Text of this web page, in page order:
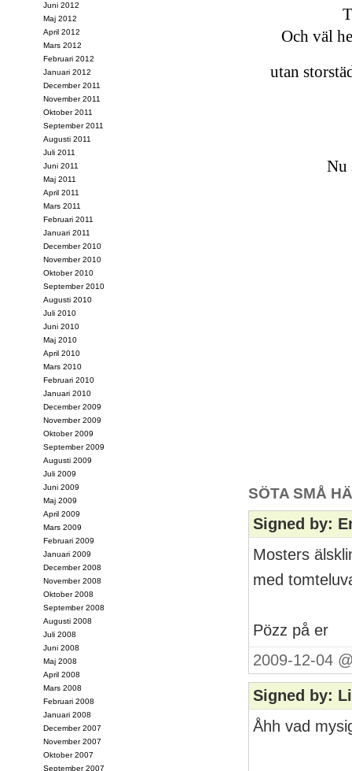
Och väl
utan
Nu
SÖTA SMÅ
Signed by:
Mosters
med
Pözz på er
2009-12-04
Signed by:
Åhh vad
Juni 2012
Maj 2012
April 2012
Mars 2012
Februari 2012
Januari 2012
December 2011
November 2011
Oktober 2011
September 2011
Augusti 2011
Juli 2011
Juni 2011
Maj 2011
April 2011
Mars 2011
Februari 2011
Januari 2011
December 2010
November 2010
Oktober 2010
September 2010
Augusti 2010
Juli 2010
Juni 2010
Maj 2010
April 2010
Mars 2010
Februari 2010
Januari 2010
December 2009
November 2009
Oktober 2009
September 2009
Augusti 2009
Juli 2009
Juni 2009
Maj 2009
April 2009
Mars 2009
Februari 2009
Januari 2009
December 2008
November 2008
Oktober 2008
September 2008
Augusti 2008
Juli 2008
Juni 2008
Maj 2008
April 2008
Mars 2008
Februari 2008
Januari 2008
December 2007
November 2007
Oktober 2007
September 2007